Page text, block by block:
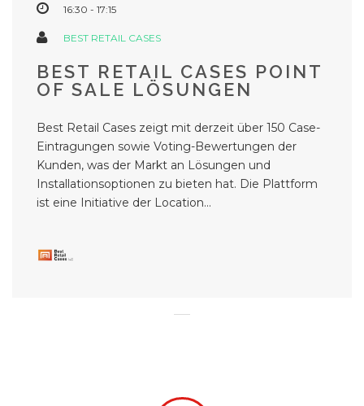
16:30 - 17:15
BEST RETAIL CASES
BEST RETAIL CASES POINT
OF SALE LÖSUNGEN
Best Retail Cases zeigt mit derzeit über 150 Case-
Eintragungen sowie Voting-Bewertungen der
Kunden, was der Markt an Lösungen und
Installationsoptionen zu bieten hat. Die Plattform
ist eine Initiative der Location...